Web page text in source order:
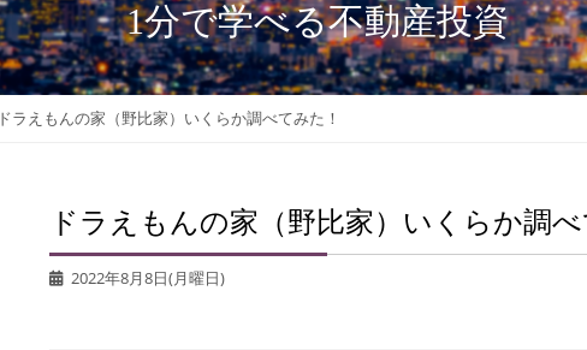
1分で学べる不動産投資
ドラえもんの家（野比家）いくらか調べてみた！
ドラえもんの家（野比家）いくらか調
2022年8月8日(月曜日)